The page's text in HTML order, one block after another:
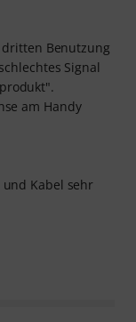
Benutzung
Signal
am Handy
Kabel sehr